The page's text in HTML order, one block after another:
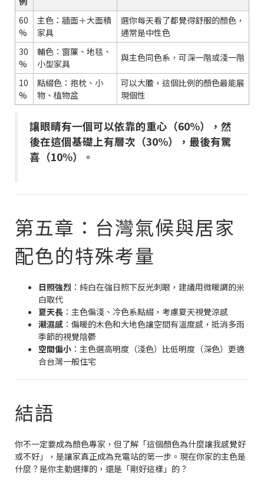
60
%
主色：牆面＋大面積
家具
選你每天看了都覺得舒服的顏色，
通常是中性色
30
%
輔色：窗簾、地毯、
小型家具
與主色同色系，可深一階或淺一階
10
%
點綴色：抱枕、小
物、植物盆
可以大膽，這個比例的顏色最能展
現個性
讓眼睛有一個可以依靠的重心（60%），然
後在這個基礎上有層次（30%），最後有驚
喜（10%）。
第五章：台灣氣候與居家
配色的特殊考量
日照強烈 ：純白在強日照下反光刺眼，建議用微暖調的米
白取代
夏天長 ：主色偏淺、冷色系點綴，考慮夏天視覺涼感
潮濕感 ：偏暖的木色和大地色讓空間有溫度感，抵消多雨
季節的視覺陰鬱
空間偏小 ：主色選高明度（淺色）比低明度（深色）更適
合台灣一般住宅
結語
你不一定要成為顏色專家，但了解「這個顏色為什麼讓我感覺好
或不好」，是讓家真正成為充電站的第一步。現在你家的主色是
什麼？是你主動選擇的，還是「剛好這樣」的？